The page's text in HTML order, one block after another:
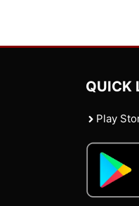
QUICK
Play